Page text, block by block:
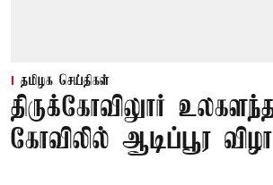
தமிழக செய்திகள்
திருக்கோவிலுார்
கோவிலில் ஆடிப்பூர விழா